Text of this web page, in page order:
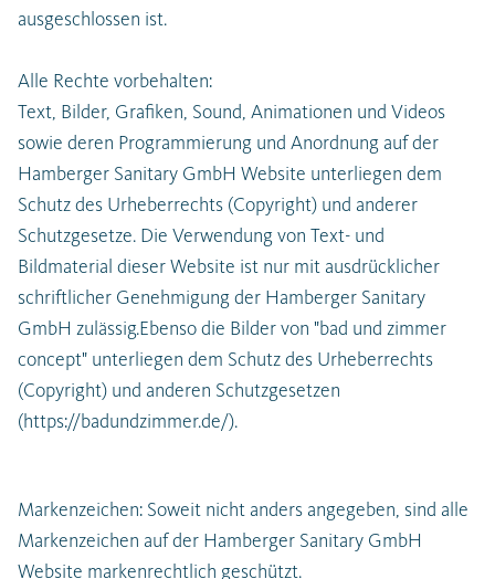
ausgeschlossen ist.
Alle Rechte vorbehalten:
Text, Bilder, Grafiken, Sound, Animationen und Videos
sowie deren Programmierung und Anordnung auf der
Hamberger Sanitary GmbH Website unterliegen dem
Schutz des Urheberrechts (Copyright) und anderer
Schutzgesetze. Die Verwendung von Text- und
Bildmaterial dieser Website ist nur mit ausdrücklicher
schriftlicher Genehmigung der Hamberger Sanitary
GmbH zulässig.Ebenso die Bilder von "bad und zimmer
concept" unterliegen dem Schutz des Urheberrechts
(Copyright) und anderen Schutzgesetzen
(https://badundzimmer.de/).
Markenzeichen: Soweit nicht anders angegeben, sind alle
Markenzeichen auf der Hamberger Sanitary GmbH
Website markenrechtlich geschützt.